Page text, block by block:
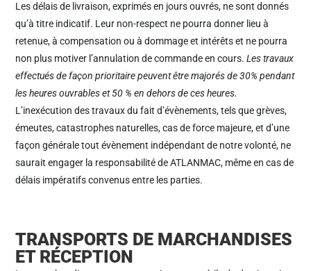
Les délais de livraison, exprimés en jours ouvrés, ne sont donnés
qu’à titre indicatif. Leur non-respect ne pourra donner lieu à
retenue, à compensation ou à dommage et intérêts et ne pourra
non plus motiver l’annulation de commande en cours.Les travaux
effectués de façon prioritaire peuvent être majorés de 30% pendant
les heures ouvrables et 50 % en dehors de ces heures.
L’inexécution des travaux du fait d’évènements, tels que grèves,
émeutes, catastrophes naturelles, cas de force majeure, et d’une
façon générale tout évènement indépendant de notre volonté, ne
saurait engager la responsabilité de ATLANMAC, même en cas de
délais impératifs convenus entre les parties.
TRANSPORTS DE MARCHANDISES
ET RÉCEPTION